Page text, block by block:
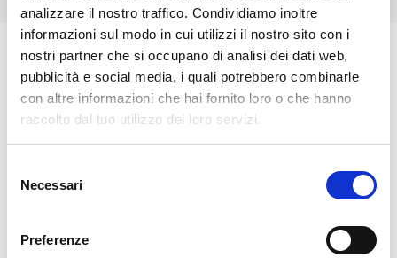
analizzare il nostro traffico. Condividiamo inoltre
informazioni sul modo in cui utilizzi il nostro sito con i
nostri partner che si occupano di analisi dei dati web,
pubblicità e social media, i quali potrebbero combinarle
con altre informazioni che hai fornito loro o che hanno
raccolto dal tuo utilizzo dei loro servizi.
delNecessari
Preferenze
🏘️ Scopri il comune di San
Giacomo Filippo